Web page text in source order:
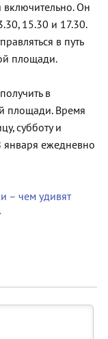
включительно. Он
15.30 и 17.30.
в путь
площади.
в
площади. Время
субботу и
января ежедневно
– чем удивят